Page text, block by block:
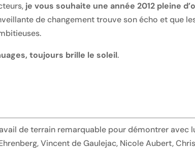
je vous souhaite une année 2012 pleine
de changement trouve son écho et que
toujours brille le soleil.
de terrain remarquable pour démontrer
Vincent de Gaulejac, Nicole Aubert,